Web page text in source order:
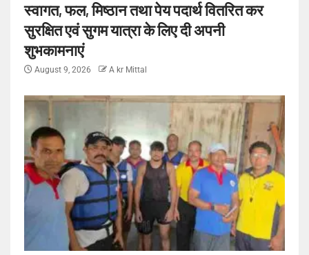
स्वागत, फल, मिष्ठान तथा पेय पदार्थ वितरित कर
सुरक्षित एवं सुगम यात्रा के लिए दी अपनी
शुभकामनाएं
August 9, 2026 A kr Mittal